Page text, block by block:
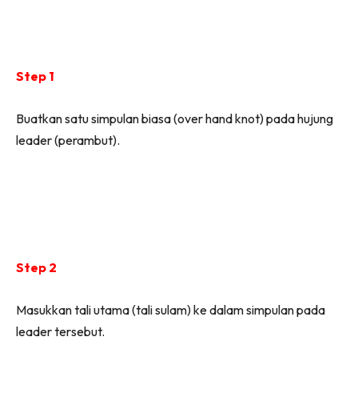
Step 1
Buatkan satu simpulan biasa (over hand knot) pada hujung
leader (perambut).
Step 2
Masukkan tali utama (tali sulam) ke dalam simpulan pada
leader tersebut.